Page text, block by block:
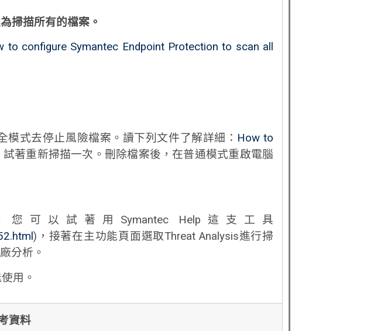
掃描所有的檔案。
to configure Symantec Endpoint Protection to scan all
式去停止風險檔案。讀下列文件了解詳細： How to
試著重新掃描一次。刪除檔案後，在普通模式重啟電腦
以試著用Symantec Help這支工具
)，接著在主功能頁面選取Threat Analysis進行掃
分析。
用。
資料